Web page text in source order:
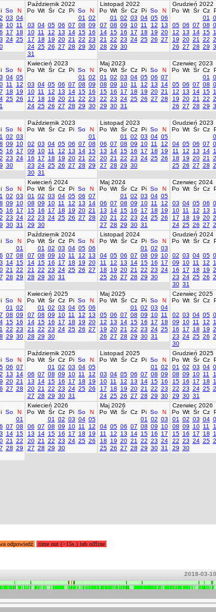
So
N
03 04
10 11
17
18
24 25
Październik 2022
Po Wt Śr Cz Pi So
N
01
02
03 04 05 06 07 08 09
10 11 12 13 14 15 16
17
18 19 20 21 22 23
24 25 26 27 28 29 30
31
Listopad 2022
Po Wt Śr Cz Pi So
N
01
02 03 04 05 06
07 08 09 10 11 12
13
14 15 16 17 18 19 20
21
22 23 24 25 26 27
28 29 30
Grudzień 2022
Po Wt Śr Cz
01
05 06 07 08
12
13 14 15
19 20 21 22
26 27 28 29
So
N
04 05
11
12
18
19
25 26
Kwiecień 2023
Po Wt Śr Cz Pi So
N
01
02
03 04 05 06 07 08 09
10 11 12 13 14 15 16
17
18 19 20 21 22 23
24 25 26 27 28 29 30
Maj 2023
Po Wt Śr Cz Pi So
N
01
02 03 04 05 06 07
08 09 10 11 12 13
14
15 16 17 18 19 20 21
22 23 24 25 26 27 28
29 30 31
Czerwiec 2023
Po Wt Śr Cz
01
05 06 07 08
12
13 14 15
19 20 21 22
26 27 28 29
So
N
02 03
09
10
16
17
23 24
30
Październik 2023
Po Wt Śr Cz Pi So
N
01
02 03 04 05 06 07 08
09
10 11 12 13 14 15
16
17 18 19 20 21
22
23 24 25 26 27 28 29
30 31
Listopad 2023
Po Wt Śr Cz Pi So
N
01
02 03 04 05
06 07 08 09 10 11
12
13
14 15 16 17 18
19
20 21 22 23 24 25 26
27 28 29 30
Grudzień 2023
Po Wt Śr Cz
04 05 06 07
11
12 13 14
18
19 20 21
25 26 27 28
So
N
02 03
09
10
16
17
23 24
30 31
Kwiecień 2024
Po Wt Śr Cz Pi So
N
01
02 03 04 05 06 07
08 09 10 11 12 13
14
15 16 17 18 19 20 21
22 23 24 25 26 27 28
29 30
Maj 2024
Po Wt Śr Cz Pi So
N
01
02 03 04 05
06 07 08 09 10 11
12
13
14 15 16 17 18
19
20 21 22 23 24 25 26
27 28 29 30 31
Czerwiec 2024
Po Wt Śr Cz
03 04 05 06
10 11 12 13
17
18 19 20
24 25 26 27
So
N
01
07 08
14 15
21
22
28 29
Październik 2024
Po Wt Śr Cz Pi So
N
01
02 03 04 05 06
07 08 09 10 11 12
13
14 15 16 17 18 19 20
21
22 23 24 25 26 27
28 29 30 31
Listopad 2024
Po Wt Śr Cz Pi So
N
01
02 03
04 05 06 07 08 09
10
11
12 13 14 15 16
17
18
19 20 21 22 23 24
25 26 27 28 29 30
Grudzień 2024
Po Wt Śr Cz
02 03 04 05
09
10 11 12
16
17 18 19
23 24 25 26
30 31
So
N
01
02
08 09
15 16
22 23
29 30
Kwiecień 2025
Po Wt Śr Cz Pi So
N
01
02 03 04 05 06
07 08 09 10 11 12
13
14 15 16 17 18 19 20
21
22 23 24 25 26 27
28 29 30
Maj 2025
Po Wt Śr Cz Pi So
N
01
02 03 04
05 06 07 08 09 10 11
12
13 14 15 16 17
18
19 20 21 22 23 24 25
26 27 28 29 30 31
Czerwiec 2025
Po Wt Śr Cz
02 03 04 05
09
10 11 12
16
17 18 19
23 24 25 26
30
So
N
06 07
13
14
20 21
27 28
Październik 2025
Po Wt Śr Cz Pi So
N
01
02 03 04 05
06 07 08 09 10 11
12
13
14 15 16 17 18
19
20 21 22 23 24 25 26
27 28 29 30 31
Listopad 2025
Po Wt Śr Cz Pi So
N
01
02
03 04 05 06 07 08 09
10 11 12 13 14 15 16
17
18 19 20 21 22 23
24 25 26 27 28 29 30
Grudzień 2025
Po Wt Śr Cz
01
02 03 04
08 09 10 11
15 16 17 18
22 23 24 25
29 30 31
So
N
01
07 08
14 15
21
22
28 29
Kwiecień 2026
Po Wt Śr Cz Pi So
N
01
02 03 04 05
06 07 08 09 10 11
12
13
14 15 16 17 18
19
20 21 22 23 24 25 26
27 28 29 30
Maj 2026
Po Wt Śr Cz Pi So
N
01
02 03
04 05 06 07 08 09
10
11
12 13 14 15 16
17
18
19 20 21 22 23 24
25 26 27 28 29 30 31
Czerwiec 2026
Po Wt Śr Cz
01
02 03 04
08 09 10 11
15 16 17 18
22 23 24 25
29 30
odpowiedź time out (>15s.) lub offline
2018-03-